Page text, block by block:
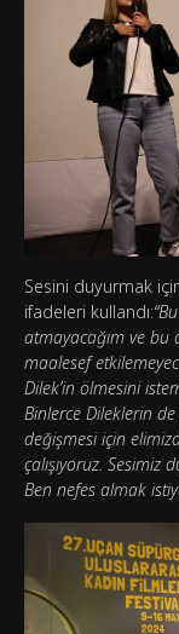
Sesini duyurmak
ifadeleri kullandı:
atmayacağım ve
maalesef
Dilek’in ölmesini
Binlerce Dileklerin de
değişmesi için
çalışıyoruz. Sesimiz
Ben nefes almak